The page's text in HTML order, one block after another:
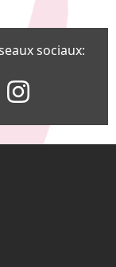
sociaux: